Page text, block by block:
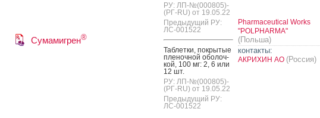
Сумамигрен®
РУ: ЛП-№(000805)-
(РГ-RU) от 19.05.22
Предыдущий РУ:
ЛС-001522
Таб­летки, пок­ры­тые
пле­ноч­ной обо­лоч­
кой, 100 мг: 2, 6 или
12 шт.
РУ: ЛП-№(000805)-
(РГ-RU) от 19.05.22
Предыдущий РУ:
ЛС-001522
Pharmaceutical Works
"POLPHARMA"
(Польша)
контакты:
АКРИХИН АО (Россия)